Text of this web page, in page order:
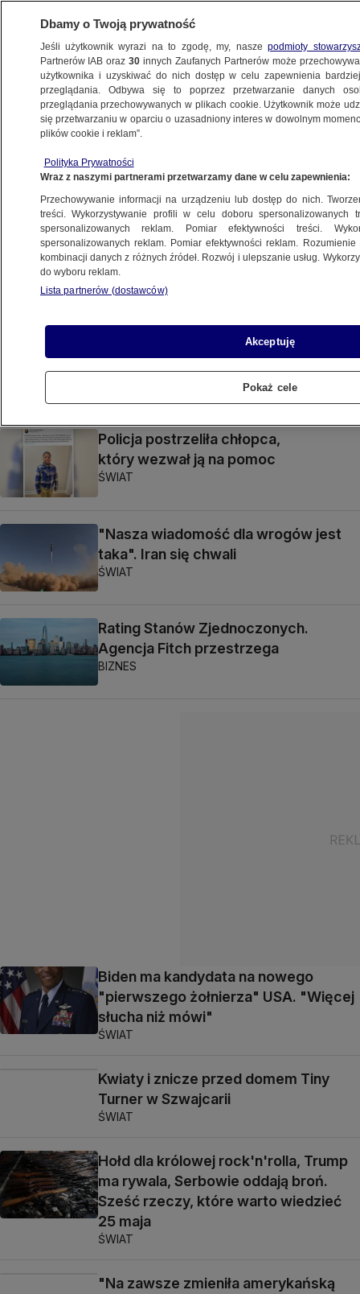
USA
Jest umowa w sprawie budowy
elektrowni jądrowej w Polsce.
"Projekt wchodzi w nowy etap"
BIZNES
Przerzucili przez mur czteroletnie
dziecko
"Operatorzy rakiet Patriot odesłani
z Kijowa"? Nie, ci żołnierze zginęli
gdzie indziej
Policja postrzeliła chłopca,
który wezwał ją na pomoc
ŚWIAT
"Nasza wiadomość dla wrogów jest
taka". Iran się chwali
ŚWIAT
Rating Stanów Zjednoczonych.
Agencja Fitch przestrzega
BIZNES
Biden ma kandydata na nowego
"pierwszego żołnierza" USA. "Więcej
słucha niż mówi"
ŚWIAT
Kwiaty i znicze przed domem Tiny
Turner w Szwajcarii
ŚWIAT
Hołd dla królowej rock'n'rolla, Trump
ma rywala, Serbowie oddają broń.
Sześć rzeczy, które warto wiedzieć
25 maja
ŚWIAT
"Na zawsze zmieniła amerykańską
Dbamy o Twoją prywatność
Jeśli użytkownik wyrazi na to zgodę, my, naszepodmioty
Partnerów IAB oraz30 innych Zaufanych Partnerów może
użytkownika i uzyskiwać do nich dostęp w celu zapewnienia
przeglądania. Odbywa się to poprzez przetwarzanie danych
przeglądania przechowywanych w plikach cookie. Użytkownik może
się przetwarzaniu w oparciu o uzasadniony interes w dowolnym
plików cookie i reklam”.
Polityka Prywatności
Wraz z naszymi partnerami przetwarzamy dane w celu zapewnienia:
Przechowywanie informacji na urządzeniu lub dostęp do nich.
treści. Wykorzystywanie profili w celu doboru spersonalizowanych
spersonalizowanych reklam. Pomiar efektywności treści.
spersonalizowanych reklam. Pomiar efektywności reklam.
kombinacji danych z różnych źródeł. Rozwój i ulepszanie usług.
do wyboru reklam.
Lista partnerów (dostawców)
Akceptuję
Pokaż cele